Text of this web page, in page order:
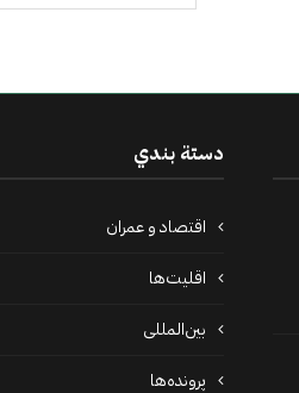
دستة بندي
اقتصاد و عمران
اقلیت‌ها
بین‌المللی
پرونده‌ها